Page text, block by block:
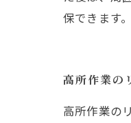
保できます。
高所作業の
高所作業の